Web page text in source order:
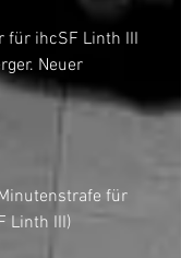
Neuer
Linth III)